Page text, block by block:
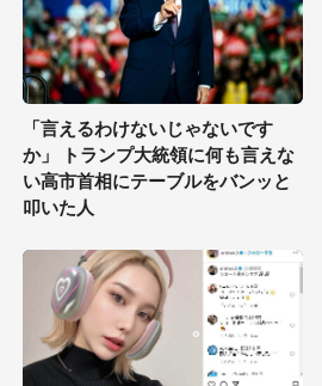
「言えるわけないじゃないです
か」 トランプ大統領に何も言えな
い高市首相にテーブルをバンッと
叩いた人